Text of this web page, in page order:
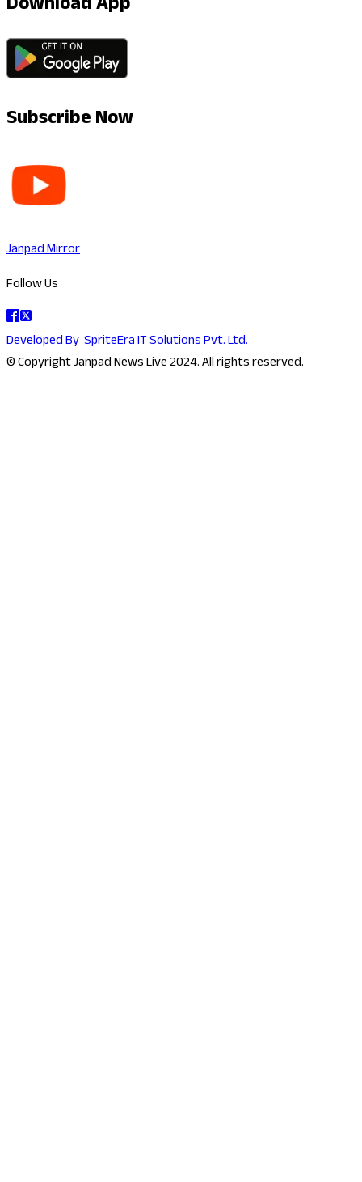
Subscribe Now
Janpad Mirror
Follow Us
Developed BySpriteEra IT Solutions Pvt. Ltd.
© Copyright Janpad News Live 2024. All rights reserved.